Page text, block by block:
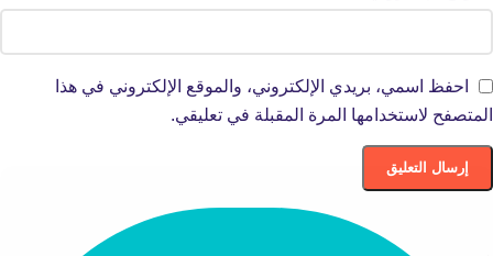
احفظ اسمي، بريدي الإلكتروني، والموقع الإلكتروني في هذا
المتصفح لاستخدامها المرة المقبلة في تعليقي.